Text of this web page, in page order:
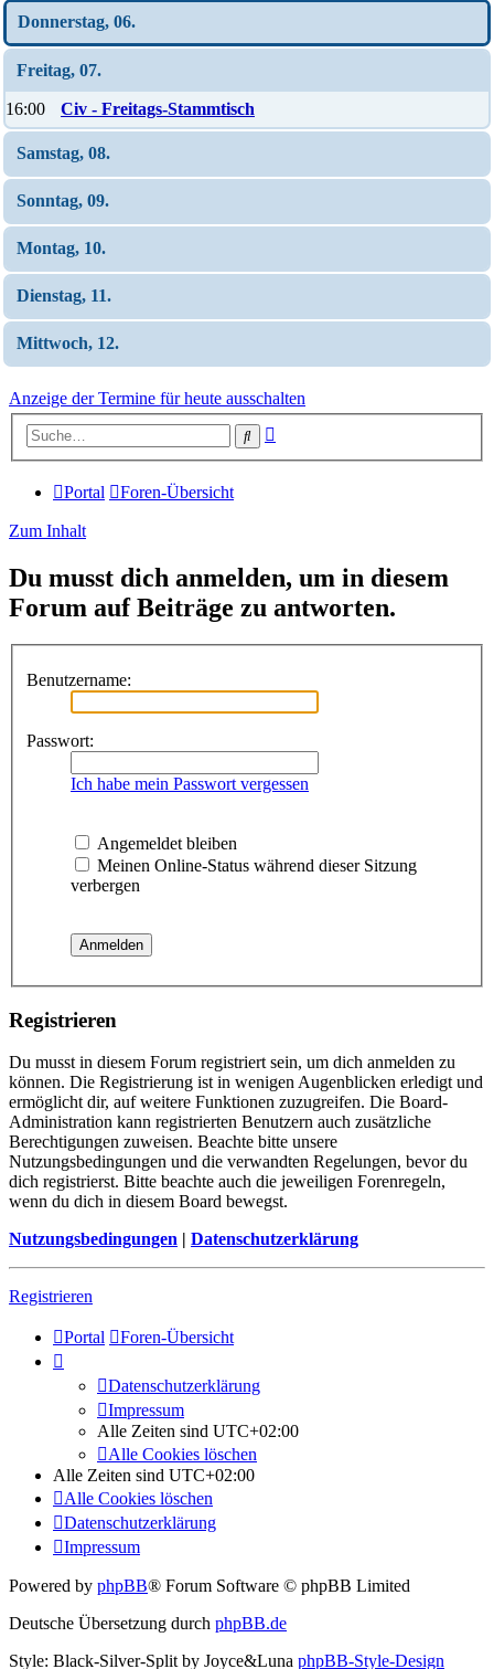
Donnerstag, 06.
Freitag, 07.
16:00 Civ - Freitags-Stammtisch
Samstag, 08.
Sonntag, 09.
Montag, 10.
Dienstag, 11.
Mittwoch, 12.
Anzeige der Termine für heute ausschalten
Suche
Portal Foren-Übersicht
Zum Inhalt
Du musst dich anmelden, um in diesem
Forum auf Beiträge zu antworten.
Benutzername:
Passwort:
Ich habe mein Passwort vergessen
Angemeldet bleiben
Meinen Online-Status während dieser Sitzung
verbergen
Registrieren
Du musst in diesem Forum registriert sein, um dich anmelden zu
können. Die Registrierung ist in wenigen Augenblicken erledigt und
ermöglicht dir, auf weitere Funktionen zuzugreifen. Die Board-
Administration kann registrierten Benutzern auch zusätzliche
Berechtigungen zuweisen. Beachte bitte unsere
Nutzungsbedingungen und die verwandten Regelungen, bevor du
dich registrierst. Bitte beachte auch die jeweiligen Forenregeln,
wenn du dich in diesem Board bewegst.
Nutzungsbedingungen | Datenschutzerklärung
Registrieren
Portal Foren-Übersicht
Datenschutzerklärung
Impressum
Alle Zeiten sind UTC+02:00
Alle Cookies löschen
Alle Zeiten sind UTC+02:00
Alle Cookies löschen
Datenschutzerklärung
Impressum
Powered by phpBB® Forum Software © phpBB Limited
Deutsche Übersetzung durch phpBB.de
Style: Black-Silver-Split by Joyce&Luna phpBB-Style-Design